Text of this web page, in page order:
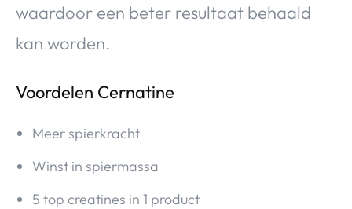
waardoor een beter resultaat behaald
kan worden.
Voordelen Cernatine
Meer spierkracht
Winst in spiermassa
5 top creatines in 1 product